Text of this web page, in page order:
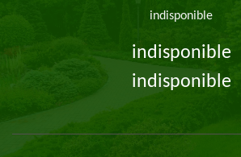
indisponible
indisponible
indisponible